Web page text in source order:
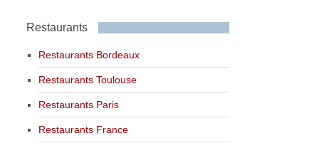
Restaurants
Restaurants Bordeaux
Restaurants Toulouse
Restaurants Paris
Restaurants France